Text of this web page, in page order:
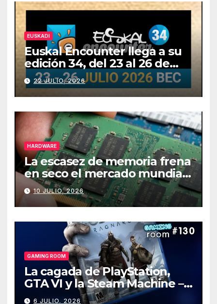
EUSKADI
Euskal Encounter llega a su
edición 34, del 23 al 26 de
julio
22 JULIO, 2026
HARDWARE
La escasez de memoria frena
en seco el mercado mundial
de PCs
10 JULIO, 2026
GAMING ROOM
La cagada de PlayStation,
GTA VI y la Steam Machine –
Gaming Room #130
6 JULIO, 2026